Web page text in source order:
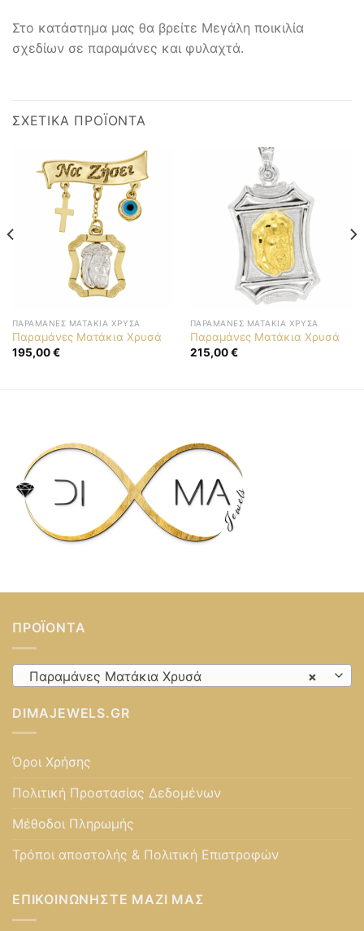
Στο κατάστημα μας θα βρείτε Μεγάλη ποικιλία
σχεδίων σε παραμάνες και φυλαχτά.
ΣΧΕΤΙΚΆ ΠΡΟΪΌΝΤΑ
ΠΑΡΑΜΆΝΕΣ ΜΑΤΆΚΙΑ ΧΡΥΣΆ
Παραμάνες Ματάκια Χρυσά
195,00€
ΠΑΡΑΜΆΝΕΣ ΜΑΤΆΚΙΑ ΧΡΥΣΆ
Παραμάνες Ματάκια Χρυσά
215,00€
ΠΡΟΪΌΝΤΑ
×
Παραμάνες Ματάκια Χρυσά
DIMAJEWELS.GR
Όροι Χρήσης
Πολιτική Προστασίας Δεδομένων
Μέθοδοι Πληρωμής
Τρόποι αποστολής & Πολιτική Επιστροφών
ΕΠΙΚΟΙΝΩΝΉΣΤΕ ΜΑΖΊ ΜΑΣ